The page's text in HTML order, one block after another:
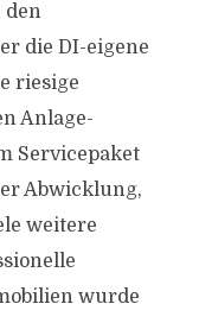
den
die DI-eigene
riesige
Anlage-
Servicepaket
Abwicklung,
weitere
wurde